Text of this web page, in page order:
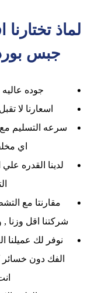
لماذ
جبس
جوده
اسعارنا لا
سرعه التسليم مع
اي
لدينا القدره علي
مقارنتا مع
شركتنا اقل وزنا ,
نوفر لك عميلنا
الفك دون خسائر